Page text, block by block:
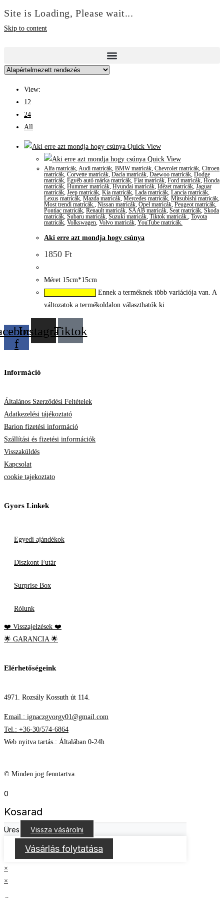
Site is Loading, Please wait...
Skip to content
View:
12
24
All
Quick View
Quick View
Alfa matricák,Audi matricák, BMW matricák, Chevrolet matricák, Citroen
matricák, Corvette matricák, Dacia matricák, Daewoo matricák, Dodge
matricák, Egyéb autó márka matricák, Fiat matricák, Ford matricák, Honda
matricák, Hummer matricák, Hyundai matricák, Idézet matricák, Jaguar
matricák, Jeep matricák, Kia matricák, Lada matricák, Lancia matricák,
Lexus matricák, Mazda matricák, Mercedes matricák, Mitsubishi matricák,
Most trendi matricák., Nissan matricák, Opel matricák, Peugeot matricák,
Pontiac matricák, Renault matricák, SAAB matricák, Seat matricák, Skoda
matricák, Subaru matricák, Suzuki matricák, Tiktok matricák., Toyota
matricák, Volkswagen, Volvo matricák, YouTube matricák.
Aki erre azt mondja hogy csúnya
1850 Ft
Méret 15cm*15cm
Ennek a terméknek több variációja van. A
változatok a termékoldalon választhatók ki
f
InstagramTiktok
Információ
Általános Szerződési Feltételek
Adatkezelési tájékoztató
Barion fizetési információ
Szállítási és fizetési információk
Visszaküldés
Kapcsolat
cookie tajekoztato
Gyors Linkek
Egyedi ajándékok
Diszkont Futár
Surprise Box
Rólunk
❤️ Visszajelzések ❤️
🌟 GARANCIA 🌟
Elérhetőségeink
4971. Rozsály Kossuth út 114.
Email.: ignaczgyorgy01@gmail.com
Tel.: +36-30/574-6864
Web nyitva tartás.: Általában 0-24h
© Minden jog fenntartva.
0
Kosarad
Üres Vissza vásárolni
Vásárlás folytatása
×
×